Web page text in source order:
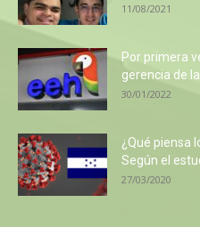
11/08/2021
Por primera
gerencia de la
30/01/2022
¿Qué piensa
Según el
27/03/2020